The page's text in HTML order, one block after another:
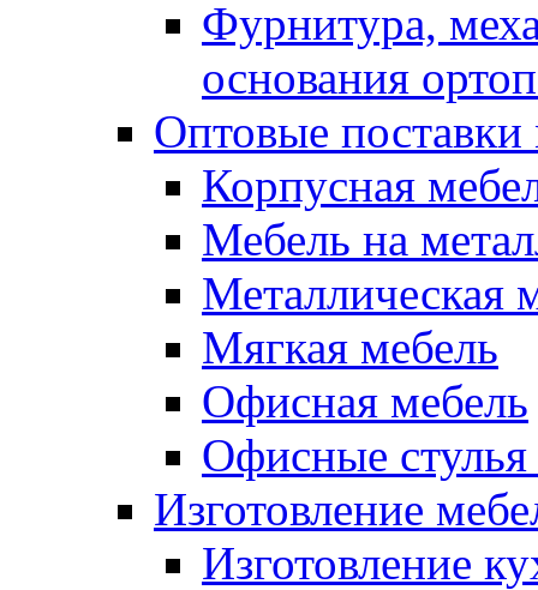
Фурнитура,
основания
Оптовые поставки
Корпусная
Мебель на
Металлическая
Мягкая мебель
Офисная мебель
Офисные стулья
Изготовление
Изготовление